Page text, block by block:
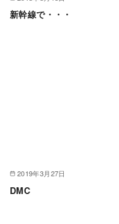
新幹線で・・・
2019年3月27日
DMC